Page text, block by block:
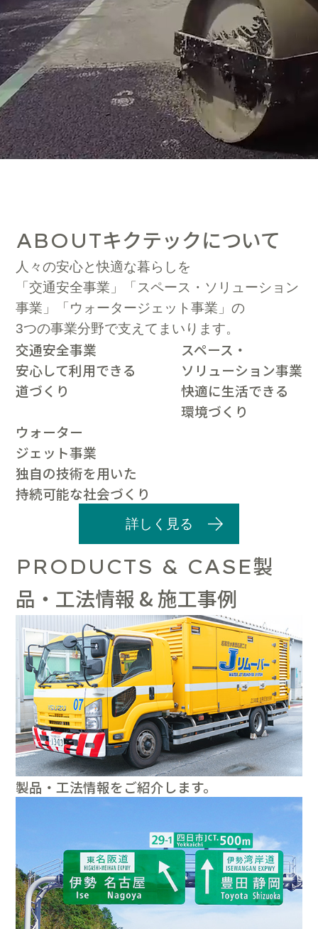
ABOUTキクテックについて
人々の安心と快適な暮らしを
「交通安全事業」「スペース・ソリューション
事業」「ウォータージェット事業」の
3つの事業分野で支えてまいります。
交通安全事業
安心して利用できる
道づくり
スペース・
ソリューション事業
快適に生活できる
環境づくり
ウォーター
ジェット事業
独自の技術を用いた
持続可能な社会づくり
詳しく見る
PRODUCTS & CASE製
品・工法情報 & 施工事例
製品・工法情報をご紹介します。